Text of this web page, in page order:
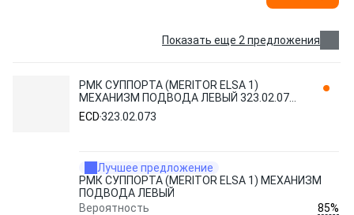
Показать еще 2 предложения
РМК СУППОРТА (MERITOR ELSA 1)
МЕХАНИЗМ ПОДВОДА ЛЕВЫЙ 323.02.073
ECD
ECD323.02.073
Лучшее предложение
РМК СУППОРТА (MERITOR ELSA 1) МЕХАНИЗМ
ПОДВОДА ЛЕВЫЙ
Вероятность
85%